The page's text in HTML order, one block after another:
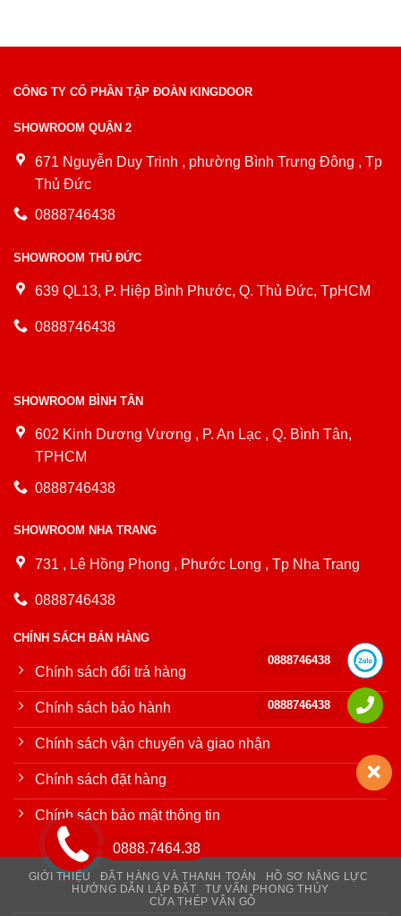
CÔNG TY CỔ PHẦN TẬP ĐOÀN KINGDOOR
SHOWROOM QUẬN 2
671 Nguyễn Duy Trinh , phường Bình Trưng Đông , Tp
Thủ Đức
0888746438
SHOWROOM THỦ ĐỨC
639 QL13, P. Hiệp Bình Phước, Q. Thủ Đức, TpHCM
0888746438
SHOWROOM BÌNH TÂN
602 Kinh Dương Vương , P. An Lạc , Q. Bình Tân,
TPHCM
0888746438
SHOWROOM NHA TRANG
731 , Lê Hồng Phong , Phước Long , Tp Nha Trang
0888746438
CHÍNH SÁCH BÁN HÀNG
Chính sách đổi trả hàng
Chính sách bảo hành
Chính sách vận chuyển và giao nhận
Chính sách đặt hàng
Chính sách bảo mật thông tin
GIỚI THIỆU ĐẶT HÀNG VÀ THANH TOÁN
HỒ SƠ NĂNG LỰC
HƯỚNG DẪN LẮP ĐẶT
TƯ VẤN PHONG THỦY
CỬA THÉP VÂN GỖ
0888.7464.38
0888746438
0888746438